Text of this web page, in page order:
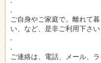
.
ご自身やご家庭で。離れて
い、など、是非ご利用下さい
.
.
ご連絡は、電話、メール、